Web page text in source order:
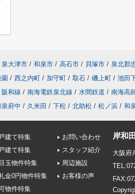
泉大津市 / 和泉市 / 高石市 / 貝塚市 / 泉北郡
/ 西之内町 / 加守町 / 取石 / 磯上町 / 池田
阪和線 / 南海電鉄泉北線 / 水間鉄道 / 南海高
泉府中 / 久米田 / 下松 / 北助松 / 松ノ浜 / 和
建て特集
建て特集
玉物件特集
金0円物件特集
物件特集
お問い合わせ
スタッフ紹介
周辺施設
お客様の声
岸和
大阪府